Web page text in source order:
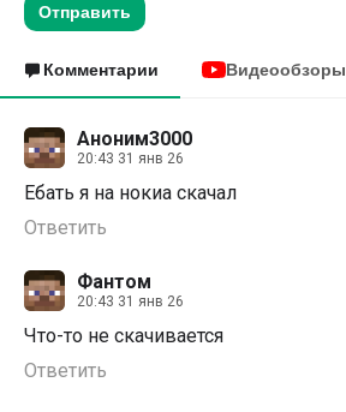
Отправить
Комментарии Видеообзоры
Аноним3000
20:43 31 янв 26
Ебать я на нокиа скачал
Ответить
Фантом
20:43 31 янв 26
Что-то не скачивается
Ответить